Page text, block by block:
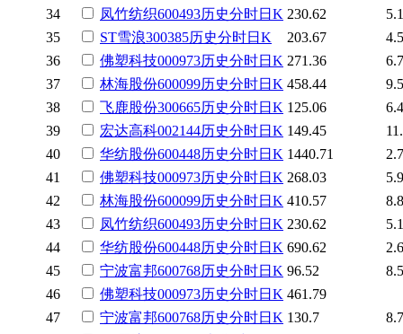
34
凤竹纺织600493历史分时日K 230.62
35
ST雪浪300385历史分时日K 203.67
36
佛塑科技000973历史分时日K 271.36
37
林海股份600099历史分时日K 458.44
38
飞鹿股份300665历史分时日K 125.06
39
宏达高科002144历史分时日K 149.45
40
华纺股份600448历史分时日K 1440.71
41
佛塑科技000973历史分时日K 268.03
42
林海股份600099历史分时日K 410.57
43
凤竹纺织600493历史分时日K 230.62
44
华纺股份600448历史分时日K 690.62
45
宁波富邦600768历史分时日K 96.52
46
佛塑科技000973历史分时日K 461.79
47
宁波富邦600768历史分时日K 130.7